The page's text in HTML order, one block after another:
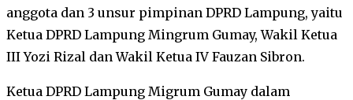
anggota dan 3 unsur pimpinan DPRD Lampung, yaitu
Ketua DPRD Lampung Mingrum Gumay, Wakil Ketua
III Yozi Rizal dan Wakil Ketua IV Fauzan Sibron.
Ketua DPRD Lampung Migrum Gumay dalam